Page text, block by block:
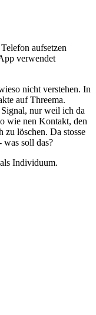
aufsetzen
verwendet
nicht verstehen. In
auf Threema.
nur weil ich da
wie nen Kontakt, den
zu löschen. Da stosse
was soll das?
Individuum.